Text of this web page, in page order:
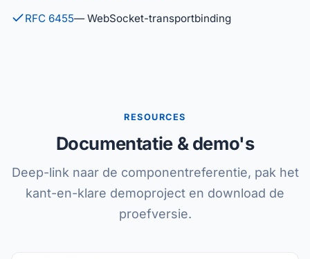
RFC 6455— WebSocket-transportbinding
RESOURCES
Documentatie & demo's
Deep-link naar de componentreferentie, pak het
kant-en-klare demoproject en download de
proefversie.